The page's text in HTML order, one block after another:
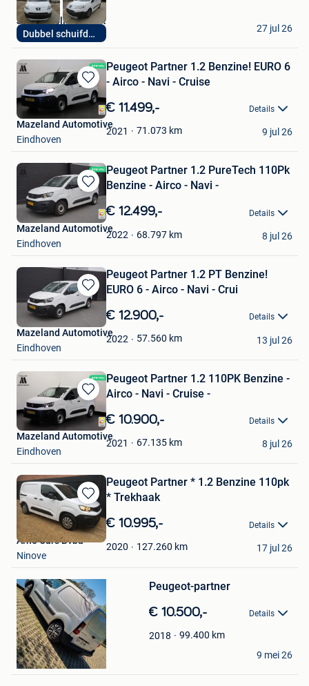
Dubbel schuifdeur
Junius Rolling Stock
Merchtem
27 jul 26
Bewaren
in
Mijn
Favorieten
Peugeot Partner 1.2 Benzine! EURO 6
- Airco - Navi - Cruise
€ 11.499,- Details
2021 71.073 km
Mazeland Automotive
Eindhoven
9 jul 26
Bewaren
in
Favorieten
Peugeot Partner 1.2 PureTech 110Pk
Benzine - Airco - Navi -
€ 12.499,- Details
2022 68.797 km
Mazeland Automotive
Eindhoven
8 jul 26
Bewaren
in
Favorieten
Peugeot Partner 1.2 PT Benzine!
EURO 6 - Airco - Navi - Crui
€ 12.900,- Details
2022 57.560 km
Mazeland Automotive
Eindhoven
13 jul 26
Bewaren
in
Mijn
Favorieten
Peugeot Partner 1.2 110PK Benzine -
Airco - Navi - Cruise -
€ 10.900,- Details
2021 67.135 km
Mazeland Automotive
Eindhoven
8 jul 26
Bewaren
in
Mijn
Favorieten
Peugeot Partner * 1.2 Benzine 110pk
* Trekhaak
€ 10.995,- Details
2020 127.260 km
Arne Cars Bvba
Ninove
17 jul 26
Bewaren
Mijn
Favorieten
Peugeot-partner
€ 10.500,- Details
2018 99.400 km
Elodie
Diksmuide
9 mei 26